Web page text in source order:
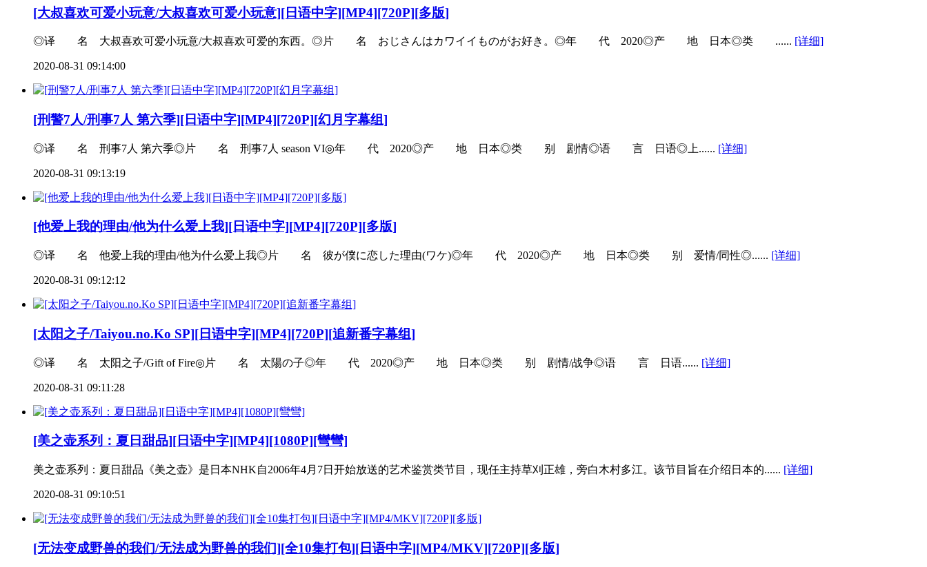
[大叔喜欢可爱小玩意/大叔喜欢可爱小玩意][日语中字][MP4][720P][多版]
◎译 名 大叔喜欢可爱小玩意/大叔喜欢可爱的东西。◎片 名 おじさんはカワイイものがお好き。◎年 代 2020◎产 地 日本◎类 ...... [详细]
2020-08-31 09:14:00
[刑警7人/刑事7人 第六季][日语中字][MP4][720P][幻月字幕组]
◎译 名 刑事7人 第六季◎片 名 刑事7人 season VI◎年 代 2020◎产 地 日本◎类 别 剧情◎语 言 日语◎上...... [详细]
2020-08-31 09:13:19
[他爱上我的理由/他为什么爱上我][日语中字][MP4][720P][多版]
◎译 名 他爱上我的理由/他为什么爱上我◎片 名 彼が僕に恋した理由(ワケ)◎年 代 2020◎产 地 日本◎类 别 爱情/同性◎...... [详细]
2020-08-31 09:12:12
[太阳之子/Taiyou.no.Ko SP][日语中字][MP4][720P][追新番字幕组]
◎译 名 太阳之子/Gift of Fire◎片 名 太陽の子◎年 代 2020◎产 地 日本◎类 别 剧情/战争◎语 言 日语...... [详细]
2020-08-31 09:11:28
[美之壶系列：夏日甜品][日语中字][MP4][1080P][彎彎]
美之壶系列：夏日甜品《美之壶》是日本NHK自2006年4月7日开始放送的艺术鉴赏类节目，现任主持草刈正雄，旁白木村多江。该节目旨在介绍日本的...... [详细]
2020-08-31 09:10:51
[无法变成野兽的我们/无法成为野兽的我们][全10集打包][日语中字][MP4/MKV][720P][多版]